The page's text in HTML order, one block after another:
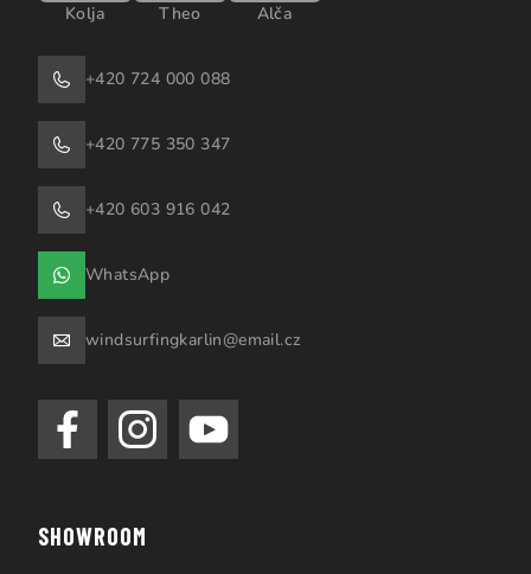
Kolja Theo Alča
+420 724 000 088
+420 775 350 347
+420 603 916 042
WhatsApp
windsurfingkarlin@email.cz
SHOWROOM